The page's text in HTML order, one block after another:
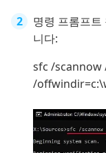
명령 프롬프
니다:
sfc /
/